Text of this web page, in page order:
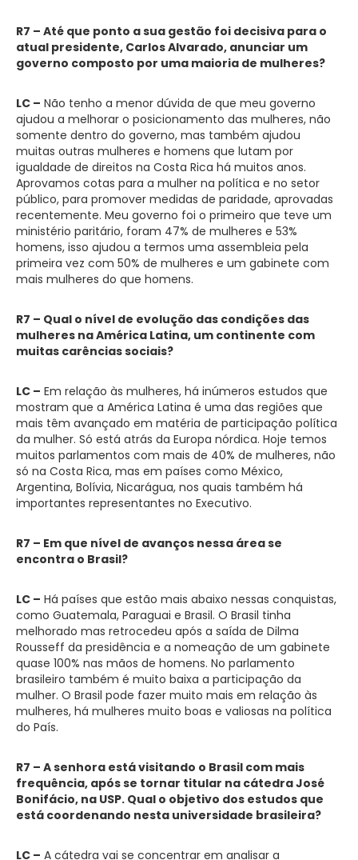
R7 – Até que ponto a sua gestão foi decisiva para o
atual presidente, Carlos Alvarado, anunciar um
governo composto por uma maioria de mulheres?
LC – Não tenho a menor dúvida de que meu governo
ajudou a melhorar o posicionamento das mulheres, não
somente dentro do governo, mas também ajudou
muitas outras mulheres e homens que lutam por
igualdade de direitos na Costa Rica há muitos anos.
Aprovamos cotas para a mulher na política e no setor
público, para promover medidas de paridade, aprovadas
recentemente. Meu governo foi o primeiro que teve um
ministério paritário, foram 47% de mulheres e 53%
homens, isso ajudou a termos uma assembleia pela
primeira vez com 50% de mulheres e um gabinete com
mais mulheres do que homens.
R7 – Qual o nível de evolução das condições das
mulheres na América Latina, um continente com
muitas carências sociais?
LC – Em relação às mulheres, há inúmeros estudos que
mostram que a América Latina é uma das regiões que
mais têm avançado em matéria de participação política
da mulher. Só está atrás da Europa nórdica. Hoje temos
muitos parlamentos com mais de 40% de mulheres, não
só na Costa Rica, mas em países como México,
Argentina, Bolívia, Nicarágua, nos quais também há
importantes representantes no Executivo.
R7 – Em que nível de avanços nessa área se
encontra o Brasil?
LC – Há países que estão mais abaixo nessas conquistas,
como Guatemala, Paraguai e Brasil. O Brasil tinha
melhorado mas retrocedeu após a saída de Dilma
Rousseff da presidência e a nomeação de um gabinete
quase 100% nas mãos de homens. No parlamento
brasileiro também é muito baixa a participação da
mulher. O Brasil pode fazer muito mais em relação às
mulheres, há mulheres muito boas e valiosas na política
do País.
R7 – A senhora está visitando o Brasil com mais
frequência, após se tornar titular na cátedra José
Bonifácio, na USP. Qual o objetivo dos estudos que
está coordenando nesta universidade brasileira?
LC – A cátedra vai se concentrar em analisar a